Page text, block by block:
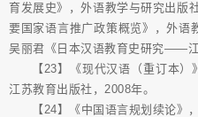
育发展史》，外语教学与研究出版
要国家语言推广政策概览》，外语
吴丽君《日本汉语教育史研究——江
【23】《现代汉语（重订本
江苏教育出版社，2008年。
【24】《中国语言规划续论》